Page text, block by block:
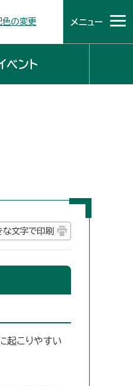
色の変更 メニュー
ベント
な文字で印刷
起こりやすい